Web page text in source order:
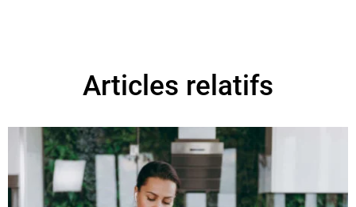
Articles relatifs